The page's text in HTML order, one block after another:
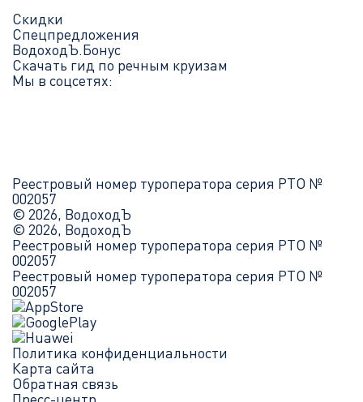
Скидки
Спецпредложения
ВодоходЪ.Бонус
Скачать гид по речным круизам
Мы в соцсетях:
Реестровый номер туроператора серия РТО №
002057
© 2026, ВодоходЪ
© 2026, ВодоходЪ
Реестровый номер туроператора серия РТО №
002057
Реестровый номер туроператора серия РТО №
002057
Политика конфиденциальности
Карта сайта
Обратная связь
Пресс-центр